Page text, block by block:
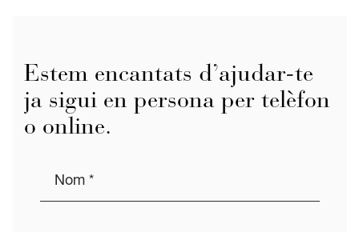
Estem encantats d’ajudar-te
ja sigui en persona per telèfon
o online.